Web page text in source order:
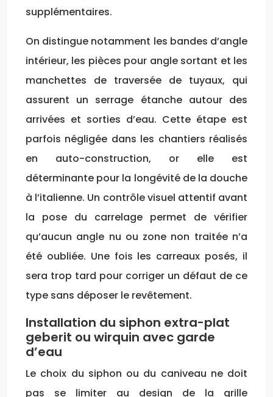
supplémentaires.
On distingue notamment les bandes d’angle
intérieur, les pièces pour angle sortant et les
manchettes de traversée de tuyaux, qui
assurent un serrage étanche autour des
arrivées et sorties d’eau. Cette étape est
parfois négligée dans les chantiers réalisés
en auto-construction, or elle est
déterminante pour la longévité de la douche
à l’italienne. Un contrôle visuel attentif avant
la pose du carrelage permet de vérifier
qu’aucun angle nu ou zone non traitée n’a
été oubliée. Une fois les carreaux posés, il
sera trop tard pour corriger un défaut de ce
type sans déposer le revêtement.
Installation du siphon extra-plat
geberit ou wirquin avec garde
d’eau
Le choix du siphon ou du caniveau ne doit
pas se limiter au design de la grille